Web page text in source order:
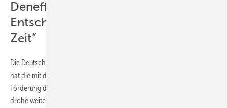
Deneff: „Falschmöglichste
Entscheidung zur falschmöglichsten
Zeit“
Die Deutsche Unternehmensinitiative Energieeffizienz (
hat die mit den neuen BEG-Richtlinien verbundenen Folgen für die
Förderung der Gebäudesanierung scharf kritisiert. Die Sanierungsrate
drohe weiter einzubrechen und die Gebäudesanierung als Klima-